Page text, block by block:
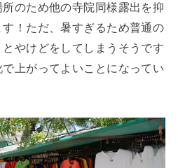
のため他の寺院同様露出を抑
！ただ、暑すぎるため普通の
やけどをしてしまうそうです
上がってよいことになってい